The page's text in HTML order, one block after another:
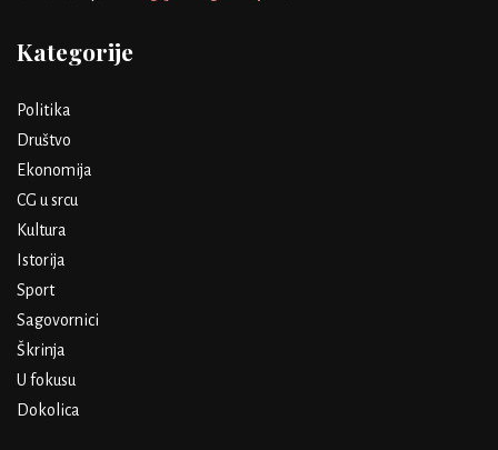
Kategorije
Politika
Društvo
Ekonomija
CG u srcu
Kultura
Istorija
Sport
Sagovornici
Škrinja
U fokusu
Dokolica